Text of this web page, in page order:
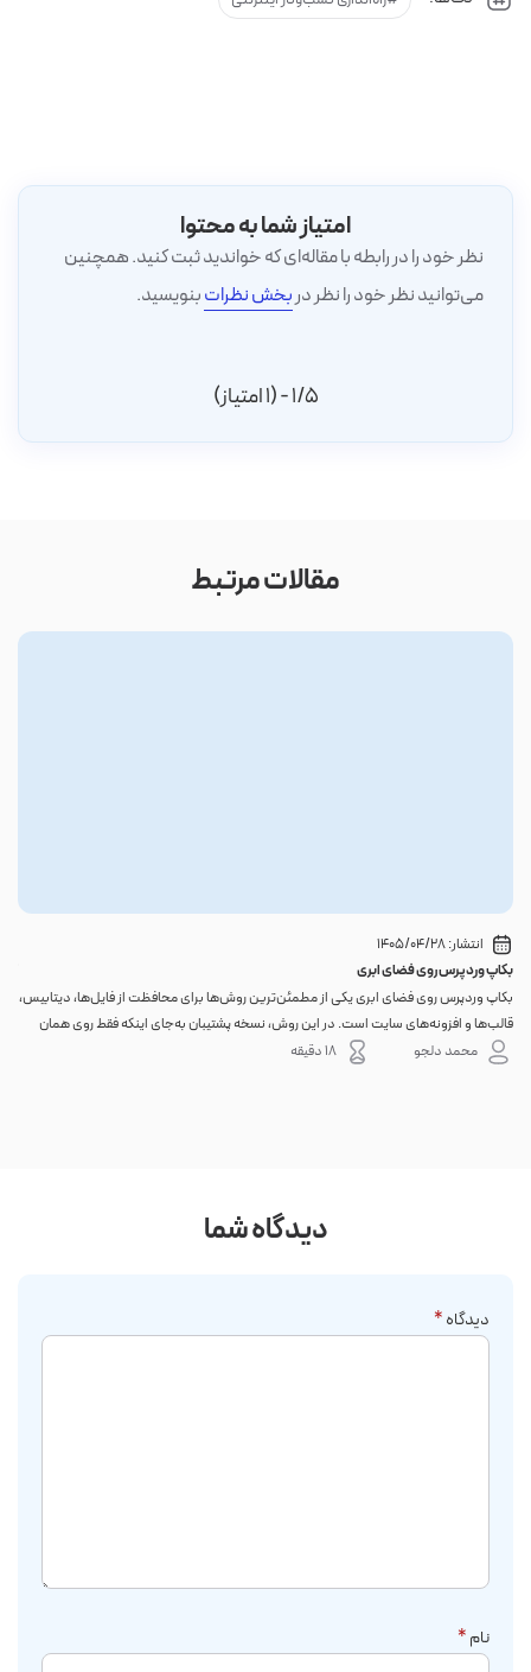
امتیاز شما به محتوا
نظر خود را در رابطه با مقاله‌ای که خواندید ثبت کنید. همچنین
می‌توانید نظر خود را نظر در بخش نظراتبنویسید.
1/5 - (1 امتیاز)
مقالات مرتبط
انتشار:1405/04/28
بکاپ وردپرس روی فضای ابری
بکاپ وردپرس روی فضای ابری یکی از مطمئن‌ترین روش‌ها برای محافظت از فایل‌ها، دیتابیس،
قالب‌ها و افزونه‌های سایت است. در این روش، نسخه پشتیبان به‌جای اینکه فقط روی همان
هاست اصلی باقی بماند، به یک فضای جداگانه منتقل می‌شود؛ بنابراین خرابی سرور، هک
محمد دلجو 18 دقیقه
دیدگاه شما
دیدگاه*
نام*